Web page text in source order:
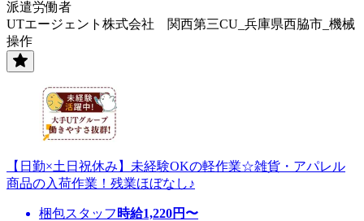
派遣労働者
UTエージェント株式会社 関西第三CU_兵庫県西脇市_機械
操作
【日勤×土日祝休み】未経験OKの軽作業☆雑貨・アパレル
商品の入荷作業！残業ほぼなし♪
梱包スタッフ 時給1,220円〜